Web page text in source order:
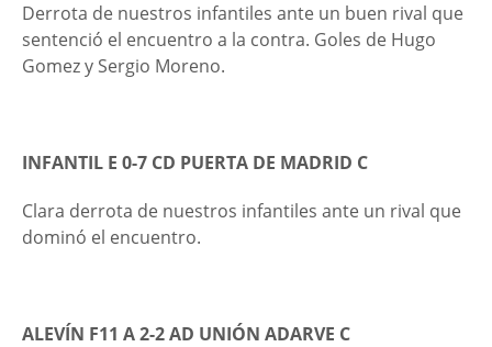
Derrota de nuestros infantiles ante un buen rival que
sentenció el encuentro a la contra. Goles de Hugo
Gomez y Sergio Moreno.
INFANTIL E 0-7 CD PUERTA DE MADRID C
Clara derrota de nuestros infantiles ante un rival que
dominó el encuentro.
ALEVÍN F11 A 2-2 AD UNIÓN ADARVE C